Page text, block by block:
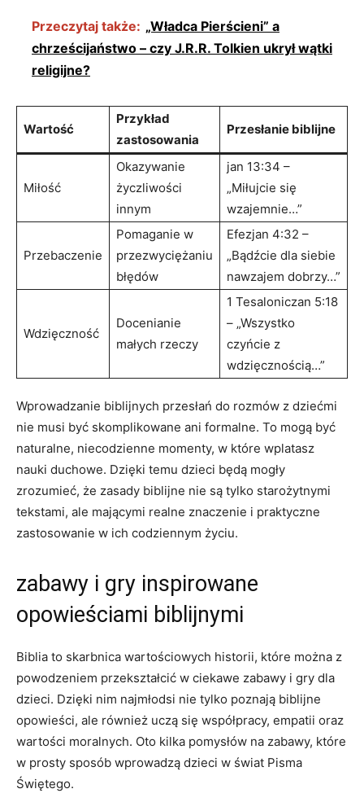
Przeczytaj także: „Władca Pierścieni” a
chrześcijaństwo – czy J.R.R. Tolkien ukrył wątki
religijne?
Wartość
Przykład
zastosowania
Przesłanie biblijne
Miłość
Okazywanie
życzliwości
innym
jan 13:34 –
„Miłujcie się
wzajemnie…”
Przebaczenie
Pomaganie w
przezwyciężaniu
błędów
Efezjan 4:32 –
„Bądźcie dla siebie
nawzajem dobrzy…”
Wdzięczność
Docenianie
małych rzeczy
1 Tesaloniczan 5:18
– „Wszystko
czyńcie z
wdzięcznością…”
Wprowadzanie biblijnych przesłań do rozmów z dziećmi
nie musi być skomplikowane ani formalne. To mogą być
naturalne, niecodzienne momenty, w które wplatasz
nauki duchowe. Dzięki temu dzieci będą mogły
zrozumieć, że zasady biblijne nie są tylko starożytnymi
tekstami, ale mającymi realne znaczenie i praktyczne
zastosowanie w ich codziennym życiu.
zabawy i gry inspirowane
opowieściami biblijnymi
Biblia to skarbnica wartościowych historii, które można z
powodzeniem przekształcić w ciekawe zabawy i gry dla
dzieci. Dzięki nim najmłodsi nie tylko poznają biblijne
opowieści, ale również uczą się współpracy, empatii oraz
wartości moralnych. Oto kilka pomysłów na zabawy, które
w prosty sposób wprowadzą dzieci w świat Pisma
Świętego.